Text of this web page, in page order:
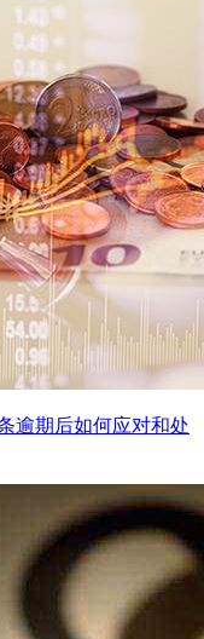
逾期后如何应对和处